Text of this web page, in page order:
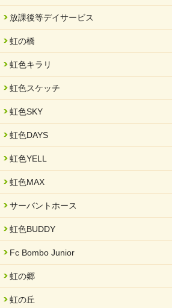
2025/06/10
未来会議 in 可児市 「斉藤まさゆき」
2025/05/07
2025年6月中旬 OPEN 放課後等デイサ
2025/03/01
餅つき大会を開催しました
2025/01/31
「可児の企業魅力発見フェア」に出展
就労継続支援B型「エコボール」事業を
2024/09/10
2024/08/26
2024/08/01
夏休み学習支援・可茂自悠学舎
放課後等デイサービス
虹の橋
虹色キラリ
虹色スケッチ
虹色SKY
虹色DAYS
虹色YELL
虹色MAX
サーバントホース
虹色BUDDY
Fc Bombo Junior
虹の郷
虹の丘